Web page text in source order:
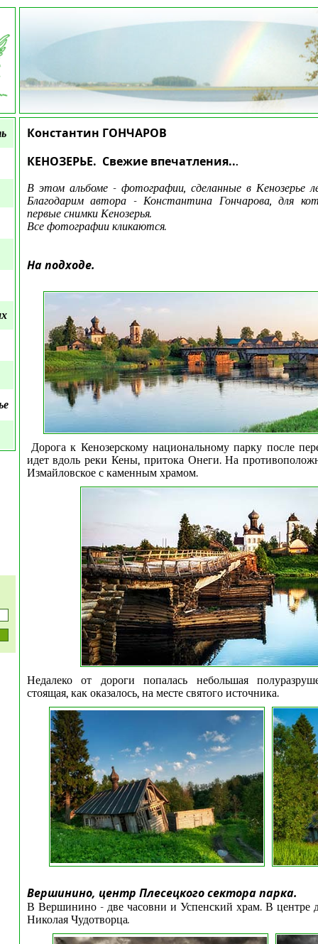
Константин ГОНЧАРОВ
КЕНОЗЕРЬЕ. Свежие впечатления...
В этом альбоме - фотографии, сделанные в Кенозерье
Благодарим автора - Константина Гончарова, для
первые снимки Кенозерья.
Все фотографии кликаются.
На подходе.
Дорога к Кенозерскому национальному парку после
идет вдоль реки Кены, притока Онеги. На
Измайловское с каменным храмом.
Недалеко от дороги
попалась небольшая
стоящая, как оказалось, на месте святого источника.
Вершинино, центр Плесецкого сектора парка.
В Вершинино - две часовни и Успенский храм. В центре
Николая Чудотворца.